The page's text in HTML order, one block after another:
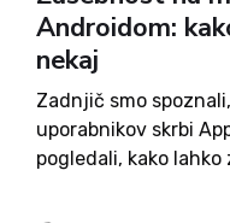
Androidom:
nekaj
Zadnjič smo
uporabnikov skrbi
pogledali, kako
sistemom Android. Z